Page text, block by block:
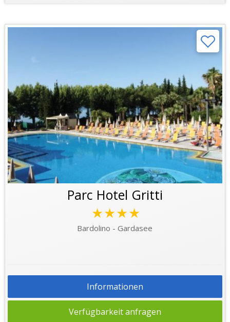
Parc Hotel Gritti
★★★★
Bardolino - Gardasee
Informationen
Verfügbarkeit anfragen